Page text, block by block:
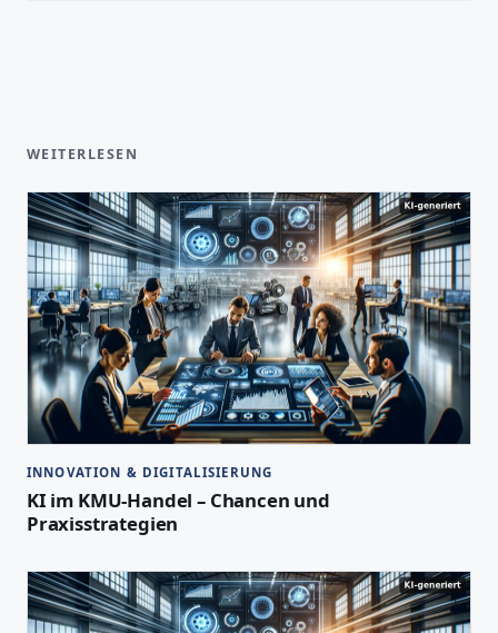
WEITERLESEN
INNOVATION & DIGITALISIERUNG
KI im KMU-Handel – Chancen und
Praxisstrategien